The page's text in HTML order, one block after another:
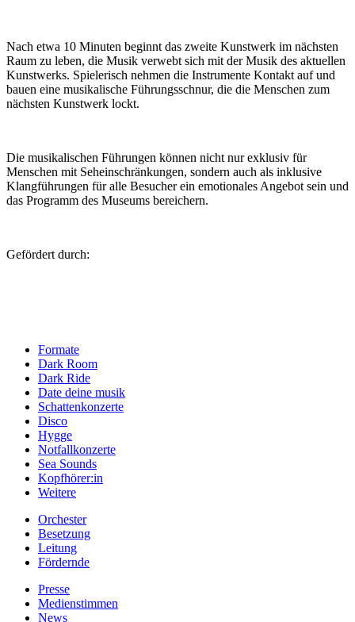
Nach etwa 10 Minuten beginnt das zweite Kunstwerk im nächsten
Raum zu leben, die Musik verwebt sich mit der Musik des aktuellen
Kunstwerks. Spielerisch nehmen die Instrumente Kontakt auf und
bauen eine musikalische Führungsschnur, die die Menschen zum
nächsten Kunstwerk lockt.
Die musikalischen Führungen können nicht nur exklusiv für
Menschen mit Seheinschränkungen, sondern auch als inklusive
Klangführungen für alle Besucher ein emotionales Angebot sein und
das Programm des Museums bereichern.
Gefördert durch:
Formate
Dark Room
Dark Ride
Date deine musik
Schattenkonzerte
Disco
Hygge
Notfallkonzerte
Sea Sounds
Kopfhörer:in
Weitere
Orchester
Besetzung
Leitung
Fördernde
Presse
Medienstimmen
News